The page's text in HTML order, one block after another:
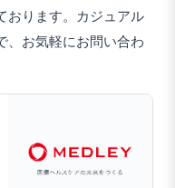
おります。カジュアル
、お気軽にお問い合わ